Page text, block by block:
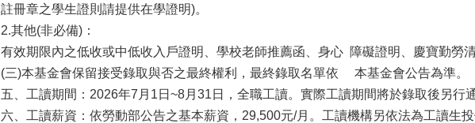
註冊章之學生證則請提供在學證明)。
2.其他(非必備)：
有效期限內之低收或中低收入戶證明、學校老師推薦函、身心 障礙證明、慶寶勤勞清
(三)本基金會保留接受錄取與否之最終權利，最終錄取名單依 本基金會公告為準。
五、工讀期間：2026年7月1日~8月31日，全職工讀。實際工讀期間將於錄取後另行通
六、工讀薪資：依勞動部公告之基本薪資，29,500元/月。工讀機構另依法為工讀生投